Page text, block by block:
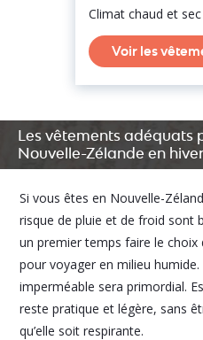
Climat chaud et sec
Voir les
Les vêtements adéquats
Nouvelle-Zélande en
Si vous êtes en Nouvelle-
risque de pluie et de froid sont
un premier temps faire le choix
pour voyager en milieu humide.
imperméable sera primordial.
reste pratique et légère, sans
qu’elle soit respirante.